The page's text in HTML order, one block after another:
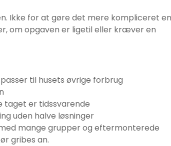
Ikke for at gøre det mere kompliceret
om opgaven er ligetil eller kræver en
til husets øvrige forbrug
taget er tidssvarende
uden halve løsninger
mange grupper og eftermonterede
gribes an.